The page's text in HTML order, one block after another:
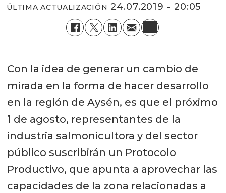
ÚLTIMA ACTUALIZACIÓN 24.07.2019 - 20:05
Con la idea de generar un cambio de
mirada en la forma de hacer desarrollo
en la región de Aysén, es que el próximo
1 de agosto, representantes de la
industria salmonicultora y del sector
público suscribirán un Protocolo
Productivo, que apunta a aprovechar las
capacidades de la zona relacionadas a